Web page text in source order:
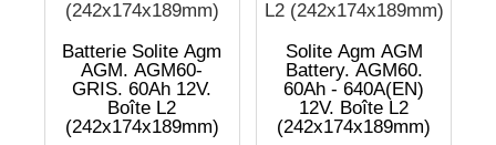
Batterie Solite Agm
AGM. AGM60-
GRIS. 60Ah 12V.
Boîte L2
(242x174x189mm)
Solite Agm AGM
Battery. AGM60.
60Ah - 640A(EN)
12V. Boîte L2
(242x174x189mm)